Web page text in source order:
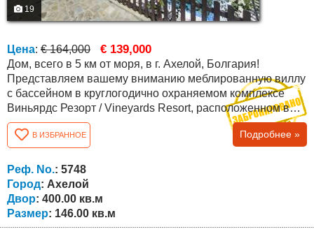
19
Цена: € 164,000 € 139,000
Дом, всего в 5 км от моря, в г. Ахелой, Болгария!
Представляем вашему вниманию меблированную виллу
с бассейном в круглогодично охраняемом комплексе
Виньярдс Резорт / Vineyards Resort, расположенном в
юго-восточной Болгарии, недалеко от моря, городка
Каблешково, а также до курортов поселка Ахелой (в 5 км
от пляжа) и курорта Солнечный Берег (10 мин езды).
Комплекс расположен на красивом холме у подножия
горы Стара планина с прекрасным...
В ИЗБРАННОЕ Подробнее »
Реф. No.: 5748
Город: Ахелой
Двор: 400.00 кв.м
Размер: 146.00 кв.м